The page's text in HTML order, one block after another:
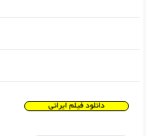
دانلود فیلم ایرانی